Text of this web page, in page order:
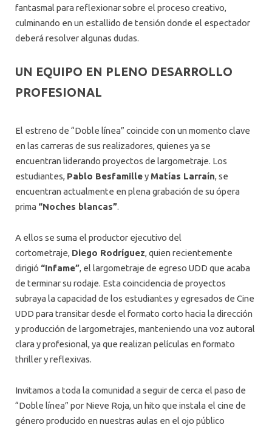
fantasmal para reflexionar sobre el proceso creativo,
culminando en un estallido de tensión donde el espectador
deberá resolver algunas dudas.
UN EQUIPO EN PLENO DESARROLLO
PROFESIONAL
El estreno de “Doble línea” coincide con un momento clave
en las carreras de sus realizadores, quienes ya se
encuentran liderando proyectos de largometraje. Los
estudiantes, Pablo Besfamilley Matías Larraín, se
encuentran actualmente en plena grabación de su ópera
prima “Noches blancas”.
A ellos se suma el productor ejecutivo del
cortometraje, Diego Rodríguez, quien recientemente
dirigió “Infame”, el largometraje de egreso UDD que acaba
de terminar su rodaje. Esta coincidencia de proyectos
subraya la capacidad de los estudiantes y egresados de Cine
UDD para transitar desde el formato corto hacia la dirección
y producción de largometrajes, manteniendo una voz autoral
clara y profesional, ya que realizan películas en formato
thriller y reflexivas.
Invitamos a toda la comunidad a seguir de cerca el paso de
“Doble línea” por Nieve Roja, un hito que instala el cine de
género producido en nuestras aulas en el ojo público